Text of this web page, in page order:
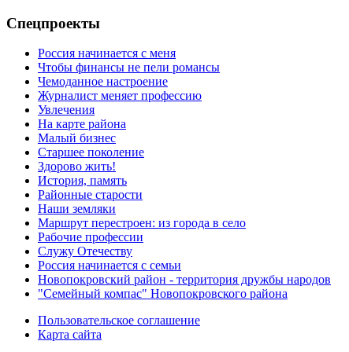
Спецпроекты
Россия начинается с меня
Чтобы финансы не пели романсы
Чемоданное настроение
Журналист меняет профессию
Увлечения
На карте района
Малый бизнес
Старшее поколение
Здорово жить!
История, память
Районные старости
Наши земляки
Маршрут перестроен: из города в село
Рабочие профессии
Служу Отечеству
Россия начинается с семьи
Новопокровский район - территория дружбы народов
"Семейный компас" Новопокровского района
Пользовательское соглашение
Карта сайта